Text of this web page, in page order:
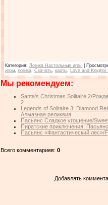
Категория: Логика Настольные игры
игры
логика Скачать карты Love and
Мы рекомендуем:
Santa's Christmas Solitaire 2/
2
Legends of Solitaire 3: Diamond
Алмазная реликвия
Пасьянс Сладкое угощение/
Пиратские приключения:
Пасьянс «Фантастический лес»/
Всего комментариев: 0
Добавлять